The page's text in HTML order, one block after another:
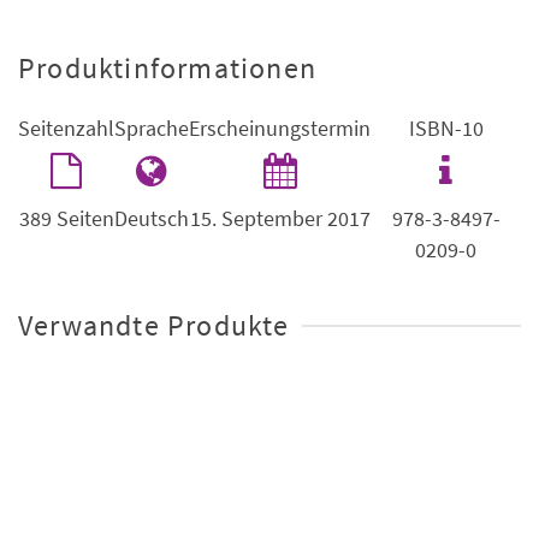
Produktinformationen
Seitenzahl
389 Seiten
Sprache
Deutsch
Erscheinungstermin
15. September 2017
ISBN-10
978-3-8497-
0209-0
Verwandte Produkte